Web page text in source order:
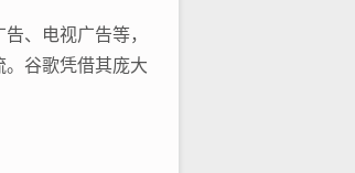
、电视广告等，
谷歌凭借其庞大